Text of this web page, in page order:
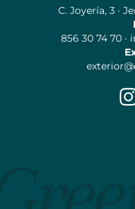
C. Joyería, 3 ·
856 30 74 70